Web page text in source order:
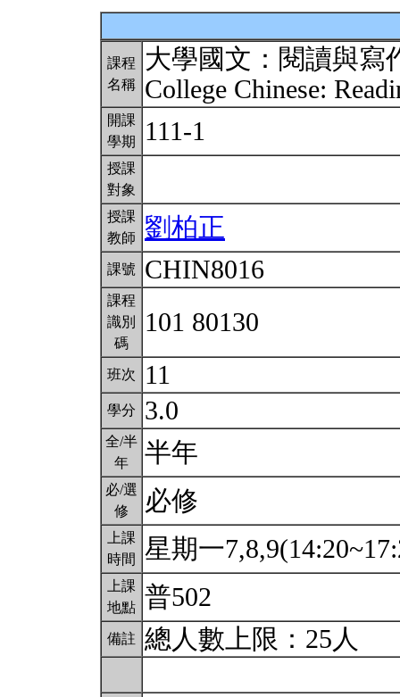
課程
名稱
大學國文：閱讀與寫
College Chinese:
開課
學期
111-1
授課
對象
授課
教師
劉柏正
課號 CHIN8016
課程
識別
碼
101 80130
班次 11
學分 3.0
全/半
年
半年
必/選
修
必修
上課
時間
星期一
上課
地點 普502
備註 總人數上限：25人